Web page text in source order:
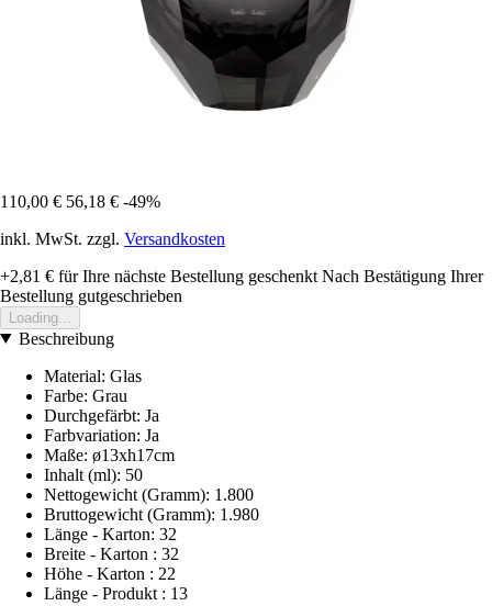
110,00 € 56,18 € -49%
inkl. MwSt. zzgl. Versandkosten
+2,81 € für Ihre nächste Bestellung geschenkt Nach Bestätigung Ihrer
Bestellung gutgeschrieben
Loading...
Beschreibung
Material: Glas
Farbe: Grau
Durchgefärbt: Ja
Farbvariation: Ja
Maße: ø13xh17cm
Inhalt (ml): 50
Nettogewicht (Gramm): 1.800
Bruttogewicht (Gramm): 1.980
Länge - Karton: 32
Breite - Karton : 32
Höhe - Karton : 22
Länge - Produkt : 13